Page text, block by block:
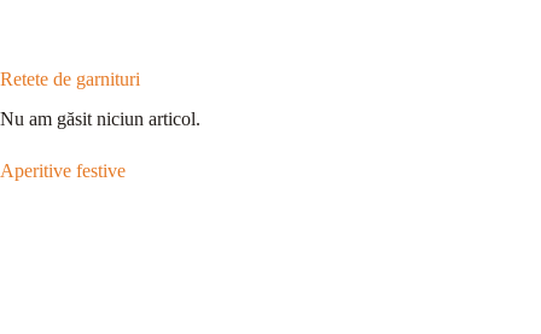
Retete de garnituri
Nu am găsit niciun articol.
Aperitive festive